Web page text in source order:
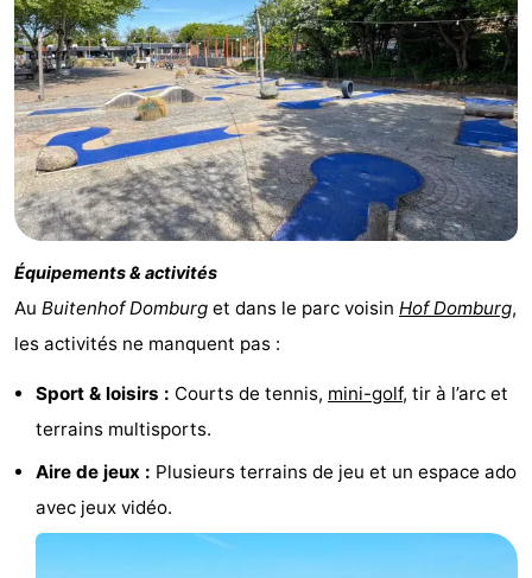
-
Stationnement
Adresses
Médicales
Région
Zeeland
Schouwen-
Duiveland
-
Brouwershaven
Bruinisse
Nature
Équipements & activités
Au Buitenhof Domburg et dans le parc voisin Hof Domburg,
les activités ne manquent pas :
Sport & loisirs : Courts de tennis, mini-golf, tir à l’arc et
terrains multisports.
Aire de jeux : Plusieurs terrains de jeu et un espace ado
avec jeux vidéo.